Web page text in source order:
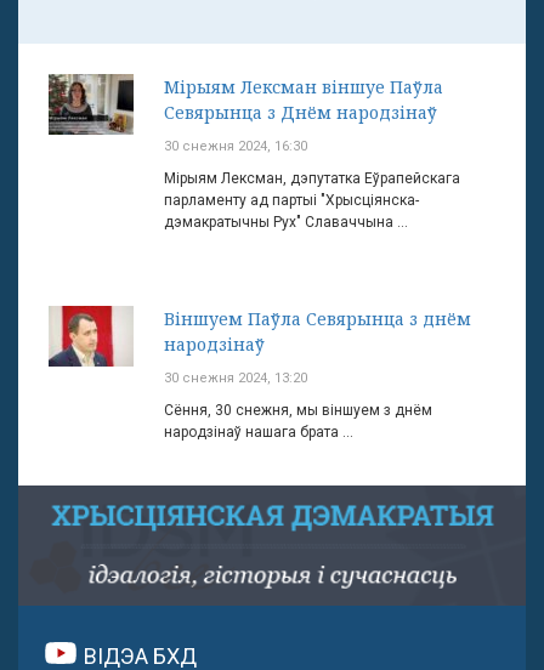
Мірыям Лексман віншуе Паўла
Севярынца з Днём народзінаў
30 снежня 2024, 16:30
Мірыям Лексман, дэпутатка Еўрапейскага
парламенту ад партыі "Хрысціянска-
дэмакратычны Рух" Славаччына ...
Віншуем Паўла Севярынца з днём
народзінаў
30 снежня 2024, 13:20
Сёння, 30 снежня, мы віншуем з днём
народзінаў нашага брата ...
ВІДЭА БХД